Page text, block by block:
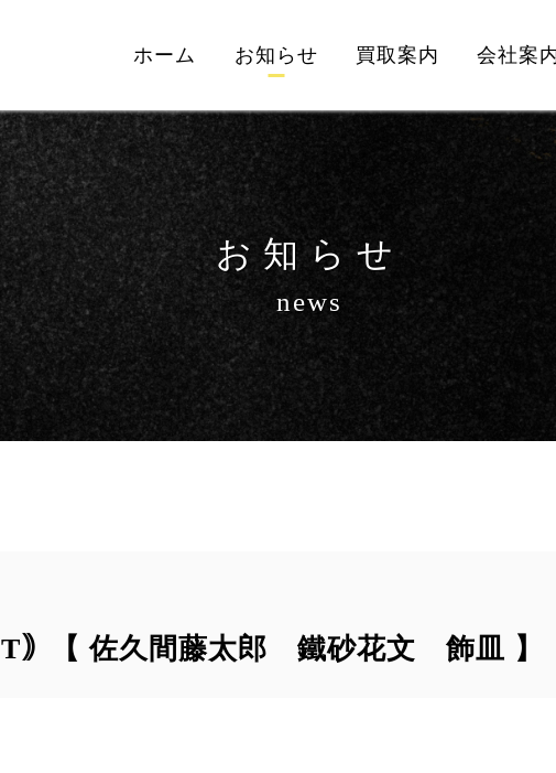
ホーム お知らせ 買取案内 会社案
お知らせ
news
｠【 佐久間藤太郎 鐵砂花文 飾皿 】